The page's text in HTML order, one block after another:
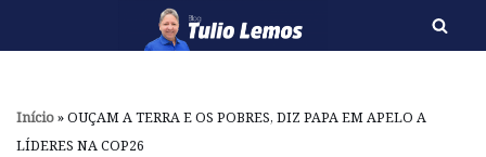
o
conteúdo
Início»OUÇAM A TERRA E OS POBRES, DIZ PAPA EM APELO A
LÍDERES NA COP26